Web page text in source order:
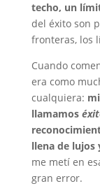
techo, un
del éxito son
fronteras, los
Cuando
era como
cualquiera:
llamamos
llena de lujos
me metí en
gran error.